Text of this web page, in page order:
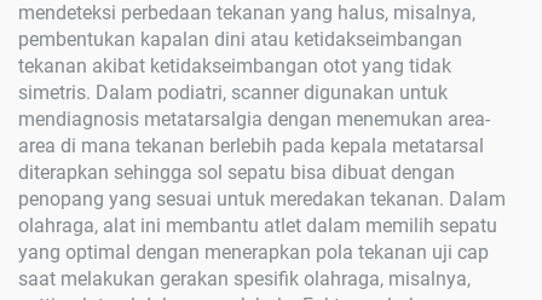
mendeteksi perbedaan tekanan yang halus, misalnya,
pembentukan kapalan dini atau ketidakseimbangan
tekanan akibat ketidakseimbangan otot yang tidak
simetris. Dalam podiatri, scanner digunakan untuk
mendiagnosis metatarsalgia dengan menemukan area-
area di mana tekanan berlebih pada kepala metatarsal
diterapkan sehingga sol sepatu bisa dibuat dengan
penopang yang sesuai untuk meredakan tekanan. Dalam
olahraga, alat ini membantu atlet dalam memilih sepatu
yang optimal dengan menerapkan pola tekanan uji cap
saat melakukan gerakan spesifik olahraga, misalnya,